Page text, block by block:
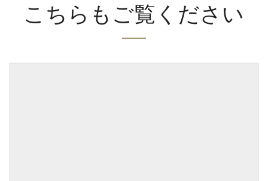
こちらもご覧ください